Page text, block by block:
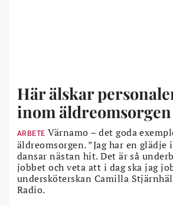
Här älskar
inom äldreomsorgen
ARBETE Värnamo – det goda
äldreomsorgen. ”Jag har en glädje
dansar nästan hit. Det är så
jobbet och veta att i dag ska jag
undersköterskan Camilla
Radio.